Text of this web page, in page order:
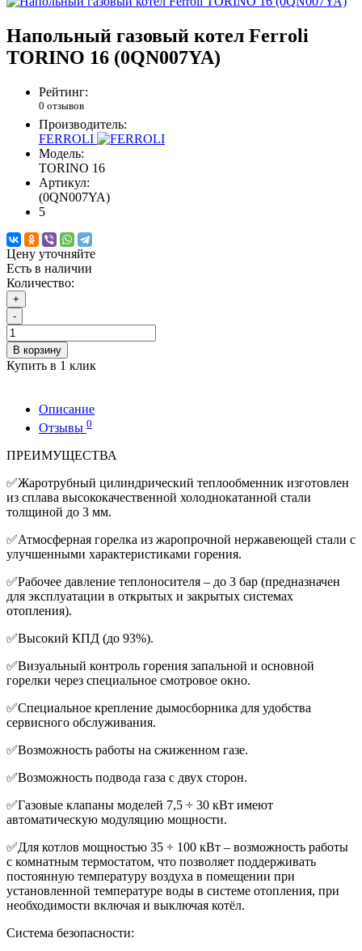
Напольный газовый котел Ferroli
TORINO 16 (0QN007YA)
Рейтинг:
0 отзывов
Производитель:
FERROLI
Модель:
TORINO 16
Артикул:
(0QN007YA)
5
Цену уточняйте
Есть в наличии
Количество:
+
-
В корзину
Купить в 1 клик
Описание
Отзывы 0
ПРЕИМУЩЕСТВА
✅Жаротрубный цилиндрический теплообменник изготовлен
из сплава высококачественной холоднокатанной стали
толщиной до 3 мм.
✅Атмосферная горелка из жаропрочной нержавеющей стали с
улучшенными характеристиками горения.
✅Рабочее давление теплоносителя – до 3 бар (предназначен
для эксплуатации в открытых и закрытых системах
отопления).
✅Высокий КПД (до 93%).
✅Визуальный контроль горения запальной и основной
горелки через специальное смотровое окно.
✅Специальное крепление дымосборника для удобства
сервисного обслуживания.
✅Возможность работы на сжиженном газе.
✅Возможность подвода газа с двух сторон.
✅Газовые клапаны моделей 7,5 ÷ 30 кВт имеют
автоматическую модуляцию мощности.
✅Для котлов мощностью 35 ÷ 100 кВт – возможность работы
с комнатным термостатом, что позволяет поддерживать
постоянную температуру воздуха в помещении при
установленной температуре воды в системе отопления, при
необходимости включая и выключая котёл.
Система безопасности: